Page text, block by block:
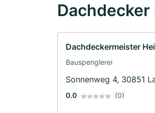
Dachdecker
Dachdeckermeister
Bauspenglerei
Sonnenweg 4, 30851
0.0 (0)